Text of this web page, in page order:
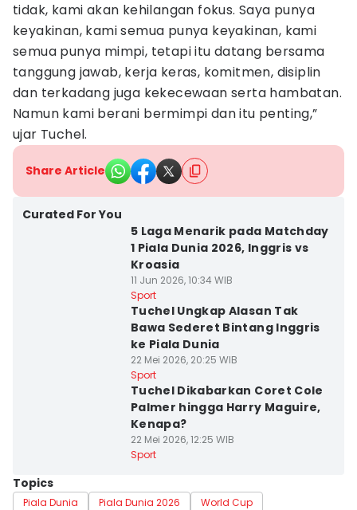
tidak, kami akan kehilangan fokus. Saya punya
keyakinan, kami semua punya keyakinan, kami
semua punya mimpi, tetapi itu datang bersama
tanggung jawab, kerja keras, komitmen, disiplin
dan terkadang juga kekecewaan serta hambatan.
Namun kami berani bermimpi dan itu penting,”
ujar Tuchel.
Share Article
Curated For You
5 Laga Menarik pada Matchday
1 Piala Dunia 2026, Inggris vs
Kroasia
11 Jun 2026, 10:34 WIB
Sport
Tuchel Ungkap Alasan Tak
Bawa Sederet Bintang Inggris
ke Piala Dunia
22 Mei 2026, 20:25 WIB
Sport
Tuchel Dikabarkan Coret Cole
Palmer hingga Harry Maguire,
Kenapa?
22 Mei 2026, 12:25 WIB
Sport
Topics
Piala Dunia Piala Dunia 2026
World Cup